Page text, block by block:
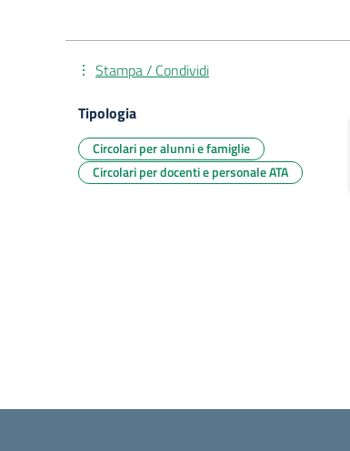
Stampa / Condividi
Tipologia
Circolari per alunni e famiglie
Circolari per docenti e personale ATA